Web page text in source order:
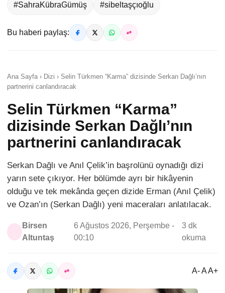
#SahraKübraGümüş #sibeltaşçıoğlu
Bu haberi paylaş:
Ana Sayfa › Dizi › Selin Türkmen “Karma” dizisinde Serkan Dağlı’nın
partnerini canlandıracak
Selin Türkmen “Karma”
dizisinde Serkan Dağlı’nın
partnerini canlandıracak
Serkan Dağlı ve Anıl Çelik’in başrolünü oynadığı dizi
yarın sete çıkıyor. Her bölümde ayrı bir hikâyenin
olduğu ve tek mekânda geçen dizide Erman (Anıl Çelik)
ve Ozan’ın (Serkan Dağlı) yeni maceraları anlatılacak.
Birsen
Altuntaş
6 Ağustos 2026, Perşembe -
00:10
3 dk
okuma
A- A A+